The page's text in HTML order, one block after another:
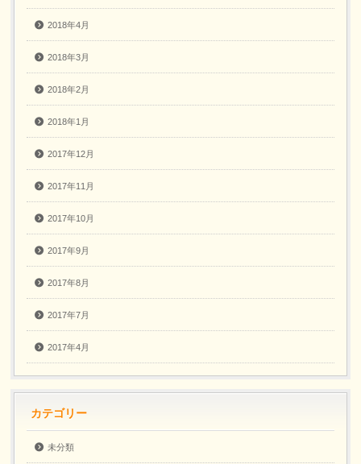
2018年4月
2018年3月
2018年2月
2018年1月
2017年12月
2017年11月
2017年10月
2017年9月
2017年8月
2017年7月
2017年4月
カテゴリー
未分類